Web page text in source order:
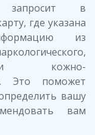
запросит в
где указана
из
и кожно-
Это поможет
вашу
вам